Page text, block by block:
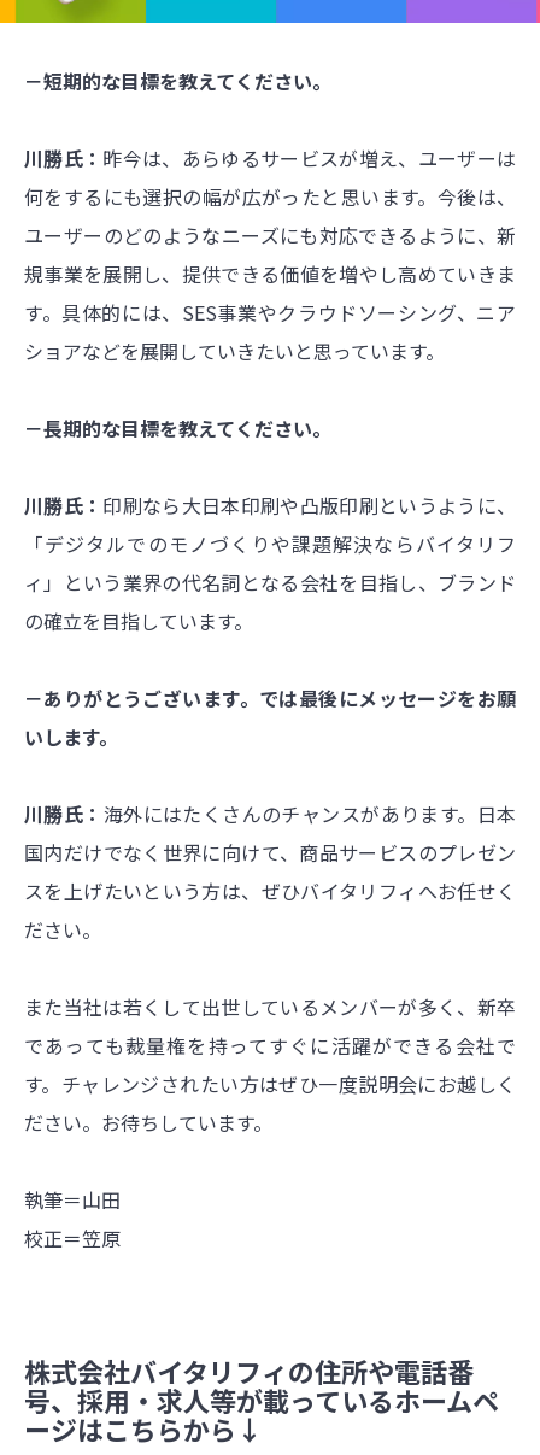
－短期的な目標を教えてください。
川勝氏： 昨今は、あらゆるサービスが増え、ユーザーは
何をするにも選択の幅が広がったと思います。今後は、
ユーザーのどのようなニーズにも対応できるように、新
規事業を展開し、提供できる価値を増やし高めていきま
す。具体的には、SES事業やクラウドソーシング、ニア
ショアなどを展開していきたいと思っています。
－長期的な目標を教えてください。
川勝氏： 印刷なら大日本印刷や凸版印刷というように、
「デジタルでのモノづくりや課題解決ならバイタリフ
ィ」という業界の代名詞となる会社を目指し、ブランド
の確立を目指しています。
－ありがとうございます。では最後にメッセージをお願
いします。
川勝氏： 海外にはたくさんのチャンスがあります。日本
国内だけでなく世界に向けて、商品サービスのプレゼン
スを上げたいという方は、ぜひバイタリフィへお任せく
ださい。
また当社は若くして出世しているメンバーが多く、新卒
であっても裁量権を持ってすぐに活躍ができる会社で
す。チャレンジされたい方はぜひ一度説明会にお越しく
ださい。お待ちしています。
執筆＝山田
校正＝笠原
株式会社バイタリフィの住所や電話番
号、採用・求人等が載っているホームペ
ージはこちらから↓